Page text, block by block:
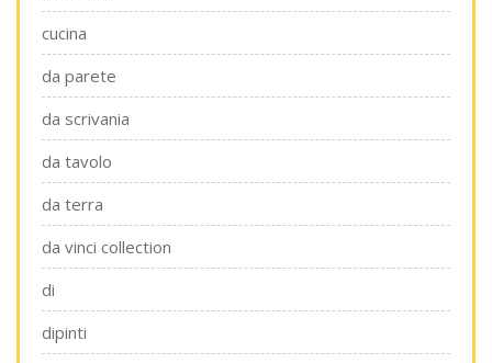
cucina
da parete
da scrivania
da tavolo
da terra
da vinci collection
di
dipinti